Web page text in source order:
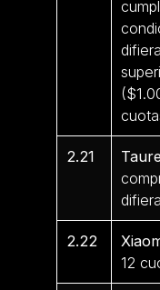
2.21
2.22
12